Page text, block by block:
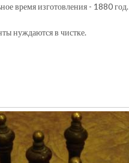
время изготовления - 1880 год.
нуждаются в чистке.